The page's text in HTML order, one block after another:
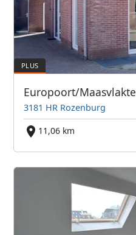
Europoort/Maasvlakte
3181 HR Rozenburg
11,06 km